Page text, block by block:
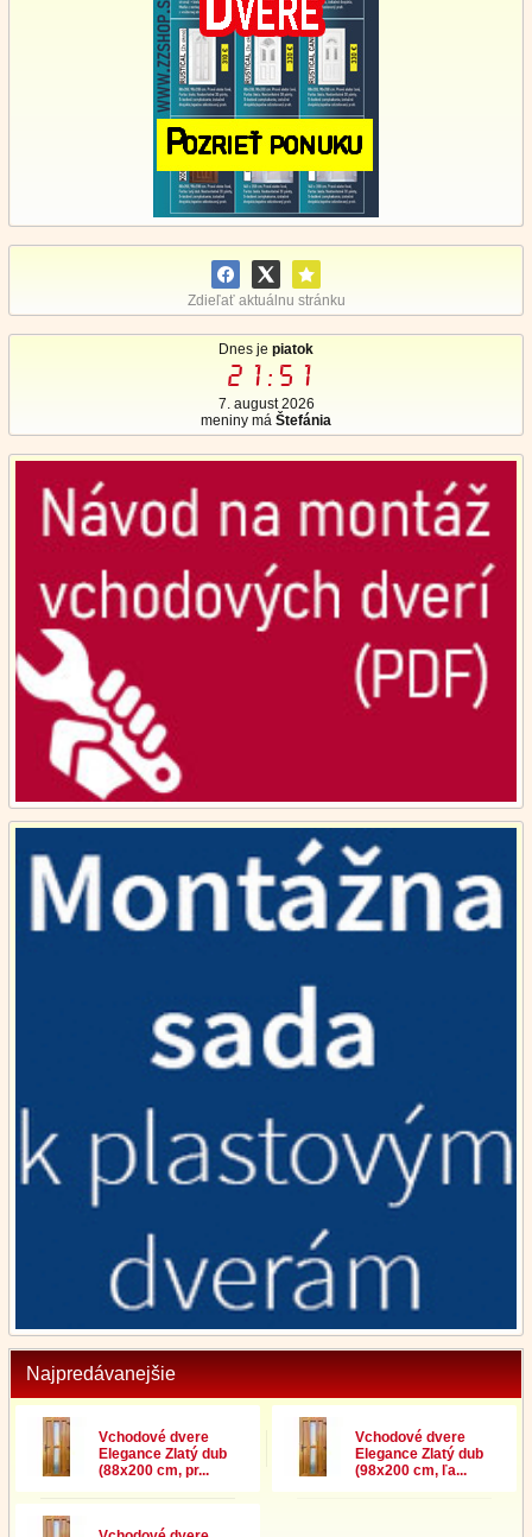
Zdieľať aktuálnu stránku
Dnes je piatok
21:51
7. august 2026
meniny má Štefánia
Najpredávanejšie
Vchodové dvere
Elegance Zlatý dub
(88x200 cm, pr...
Vchodové dvere
Elegance Zlatý dub
(98x200 cm, ľa...